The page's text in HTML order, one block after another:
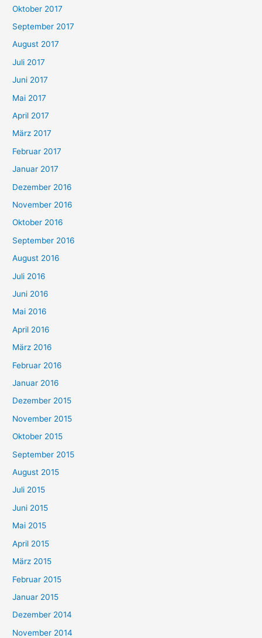
Oktober 2017
September 2017
August 2017
Juli 2017
Juni 2017
Mai 2017
April 2017
März 2017
Februar 2017
Januar 2017
Dezember 2016
November 2016
Oktober 2016
September 2016
August 2016
Juli 2016
Juni 2016
Mai 2016
April 2016
März 2016
Februar 2016
Januar 2016
Dezember 2015
November 2015
Oktober 2015
September 2015
August 2015
Juli 2015
Juni 2015
Mai 2015
April 2015
März 2015
Februar 2015
Januar 2015
Dezember 2014
November 2014